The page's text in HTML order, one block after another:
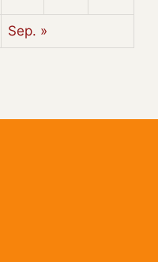
Sep. »